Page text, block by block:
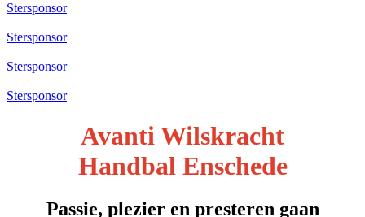
Stersponsor
Stersponsor
Stersponsor
Stersponsor
Avanti Wilskracht
Handbal Enschede
Passie, plezier en presteren gaan